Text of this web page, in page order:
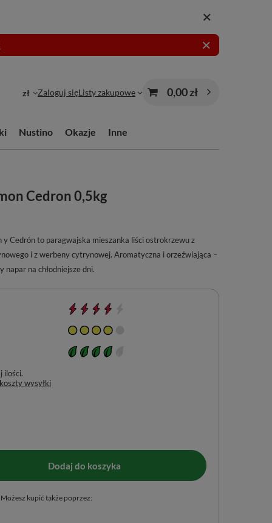
zł Zaloguj sięListy zakupowe 0,00 zł
Nustino Okazje Inne
Cedron 0,5kg
Cedrón to paragwajska mieszanka liści ostrokrzewu z
i z werbeny cytrynowej. Aromatyczna i orzeźwiająca –
napar na chłodniejsze dni.
ilości
wysyłki
Dodaj do koszyka
Możesz kupić także poprzez: